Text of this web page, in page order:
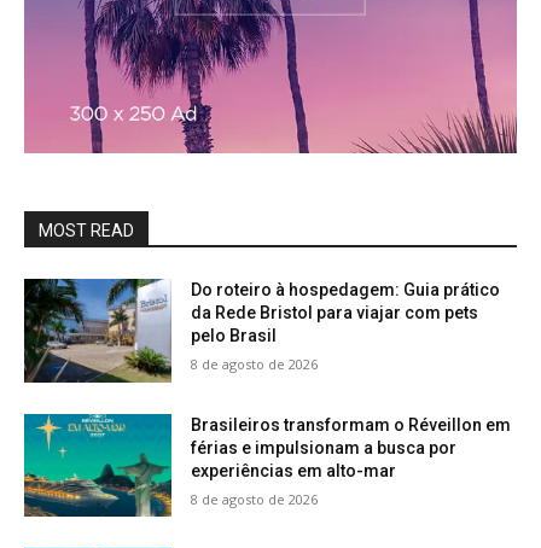
MOST READ
Do roteiro à hospedagem: Guia prático
da Rede Bristol para viajar com pets
pelo Brasil
8 de agosto de 2026
Brasileiros transformam o Réveillon em
férias e impulsionam a busca por
experiências em alto-mar
8 de agosto de 2026